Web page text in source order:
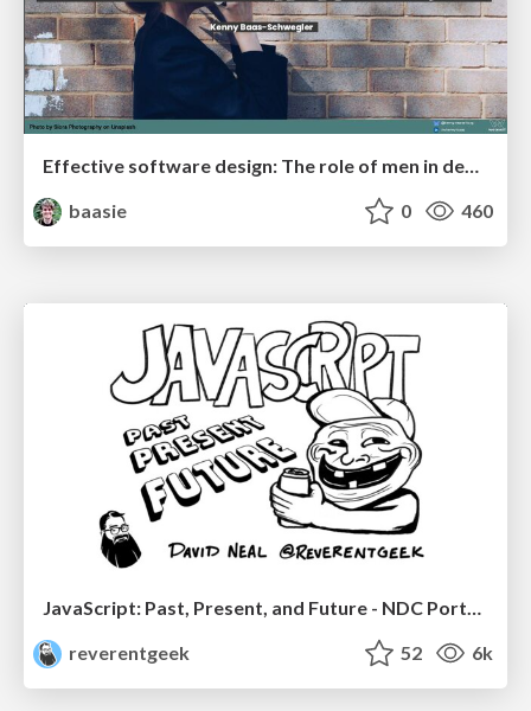
Effective software design: The role of men in debugging patriarchy in IT @ Voxxed Days AMS
baasie
0 460
reverentgeek
52 6k